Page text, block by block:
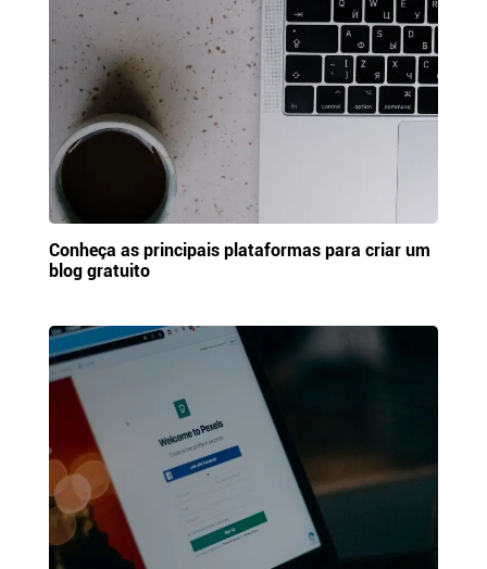
Conheça as principais plataformas para criar um
blog gratuito